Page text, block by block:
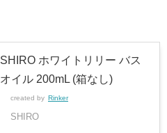
SHIRO ホワイトリリー バス
オイル 200mL (箱なし)
created by Rinker
SHIRO